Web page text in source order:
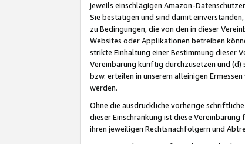
jeweils einschlägigen Amazon-
Sie bestätigen und sind damit
zu Bedingungen, die von den in dieser
Websites oder Applikationen betreiben
strikte Einhaltung einer Bestimmung dieser
Vereinbarung künftig durchzusetzen und (d)
bzw. erteilen in unserem alleinigen
werden.
Ohne die ausdrückliche vorherige
dieser Einschränkung ist diese
ihren jeweiligen Rechtsnachfolgern und